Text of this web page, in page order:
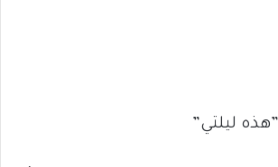
ليلتي”